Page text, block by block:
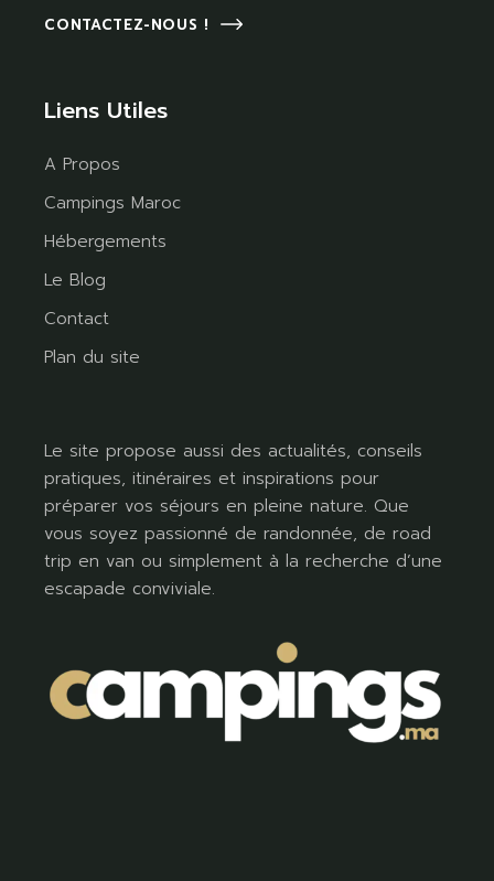
CONTACTEZ-NOUS !
Liens Utiles
A Propos
Campings Maroc
Hébergements
Le Blog
Contact
Plan du site
Le site propose aussi des actualités, conseils
pratiques, itinéraires et inspirations pour
préparer vos séjours en pleine nature. Que
vous soyez passionné de randonnée, de road
trip en van ou simplement à la recherche d’une
escapade conviviale.